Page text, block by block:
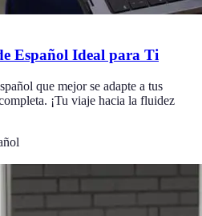
Español Ideal para Ti
que mejor se adapte a tus
¡Tu viaje hacia la fluidez